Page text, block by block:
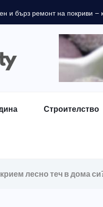
и бърз ремонт на покриви –
Строителство
лесно теч в дома